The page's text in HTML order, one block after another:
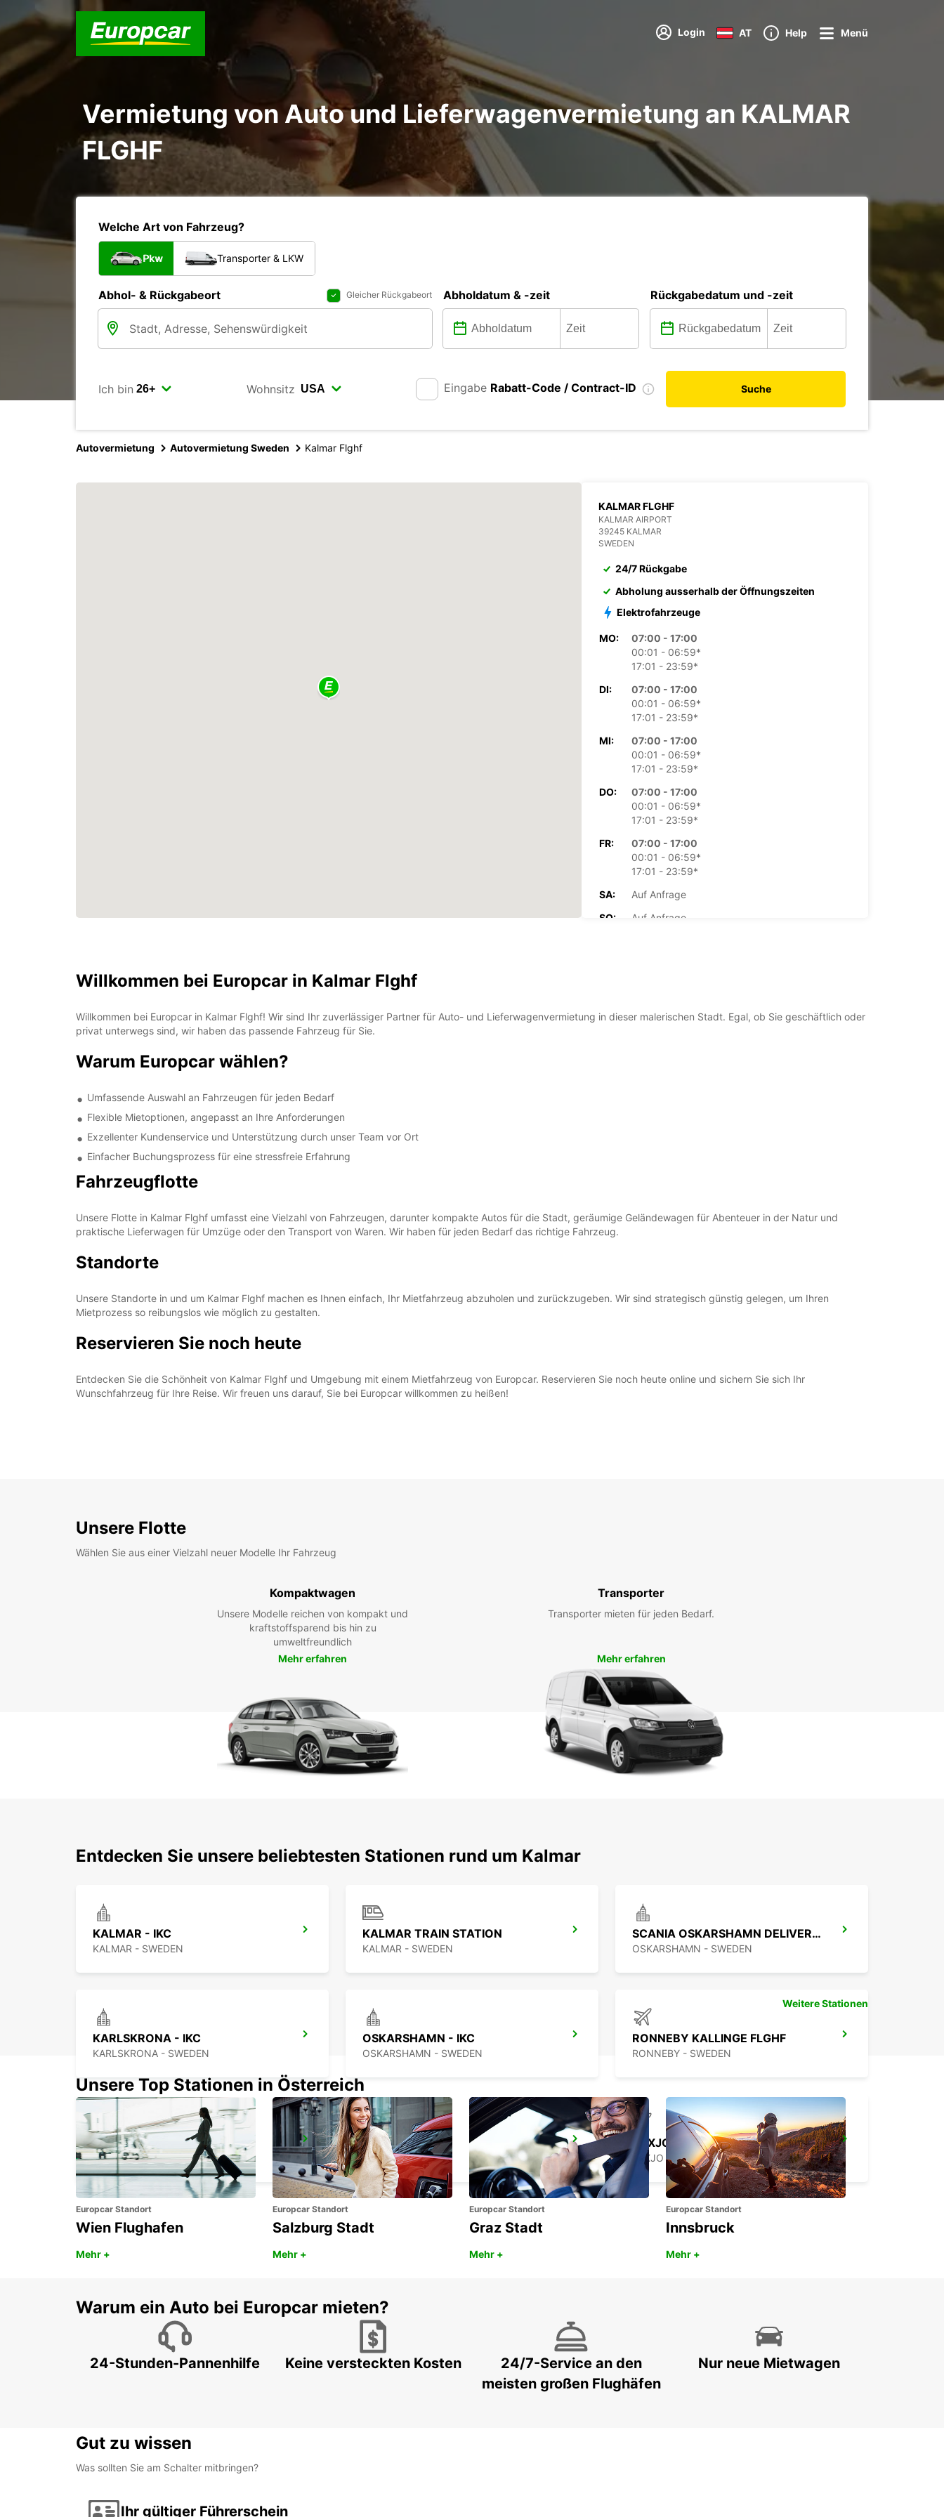
Login AT Help Menü
Vermietung von Auto und Lieferwagenvermietung an KALMAR
FLGHF
Welche Art von Fahrzeug?
Pkw Transporter & LKW
Abhol- & Rückgabeort Gleicher Rückgabeort Abholdatum & -zeit Rückgabedatum und -zeit
Ich bin Wohnsitz Eingabe Rabatt-Code / Contract-ID Suche
Autovermietung Autovermietung Sweden Kalmar Flghf
KALMAR FLGHF
KALMAR AIRPORT
39245 KALMAR
SWEDEN
24/7 Rückgabe
Abholung ausserhalb der Öffnungszeiten
Elektrofahrzeuge
MO:
07:00 - 17:00
00:01 - 06:59*
17:01 - 23:59*
DI:
07:00 - 17:00
00:01 - 06:59*
17:01 - 23:59*
MI:
07:00 - 17:00
00:01 - 06:59*
17:01 - 23:59*
DO:
07:00 - 17:00
00:01 - 06:59*
17:01 - 23:59*
FR:
07:00 - 17:00
00:01 - 06:59*
17:01 - 23:59*
SA:
Auf Anfrage
SO:
Auf Anfrage
Willkommen bei Europcar in Kalmar Flghf
Willkommen bei Europcar in Kalmar Flghf! Wir sind Ihr zuverlässiger Partner für Auto- und Lieferwagenvermietung in dieser malerischen Stadt. Egal, ob Sie geschäftlich oder
privat unterwegs sind, wir haben das passende Fahrzeug für Sie.
Warum Europcar wählen?
Umfassende Auswahl an Fahrzeugen für jeden Bedarf
Flexible Mietoptionen, angepasst an Ihre Anforderungen
Exzellenter Kundenservice und Unterstützung durch unser Team vor Ort
Einfacher Buchungsprozess für eine stressfreie Erfahrung
Fahrzeugflotte
Unsere Flotte in Kalmar Flghf umfasst eine Vielzahl von Fahrzeugen, darunter kompakte Autos für die Stadt, geräumige Geländewagen für Abenteuer in der Natur und
praktische Lieferwagen für Umzüge oder den Transport von Waren. Wir haben für jeden Bedarf das richtige Fahrzeug.
Standorte
Unsere Standorte in und um Kalmar Flghf machen es Ihnen einfach, Ihr Mietfahrzeug abzuholen und zurückzugeben. Wir sind strategisch günstig gelegen, um Ihren
Mietprozess so reibungslos wie möglich zu gestalten.
Reservieren Sie noch heute
Entdecken Sie die Schönheit von Kalmar Flghf und Umgebung mit einem Mietfahrzeug von Europcar. Reservieren Sie noch heute online und sichern Sie sich Ihr
Wunschfahrzeug für Ihre Reise. Wir freuen uns darauf, Sie bei Europcar willkommen zu heißen!
Unsere Flotte
Wählen Sie aus einer Vielzahl neuer Modelle Ihr Fahrzeug
Kompaktwagen
Unsere Modelle reichen von kompakt und
kraftstoffsparend bis hin zu
umweltfreundlich
Mehr erfahren
Transporter
Transporter mieten für jeden Bedarf.
Mehr erfahren
Entdecken Sie unsere beliebtesten Stationen rund um Kalmar
KALMAR - IKC
KALMAR - SWEDEN
KALMAR TRAIN STATION
KALMAR - SWEDEN
SCANIA OSKARSHAMN DELIVERY POINT
OSKARSHAMN - SWEDEN
KARLSKRONA - IKC
KARLSKRONA - SWEDEN
OSKARSHAMN - IKC
OSKARSHAMN - SWEDEN
RONNEBY KALLINGE FLGHF
RONNEBY - SWEDEN
RONNEBY
RONNEBY - SWEDEN
VAXJO
VAXJO - SWEDEN
VAXJO FLGHF
VAXJO - SWEDEN
Weitere Stationen
Unsere Top Stationen in Österreich
Europcar Standort
Wien Flughafen
Mehr +
Europcar Standort
Salzburg Stadt
Mehr +
Europcar Standort
Graz Stadt
Mehr +
Europcar Standort
Innsbruck
Mehr +
Warum ein Auto bei Europcar mieten?
24-Stunden-Pannenhilfe Keine versteckten Kosten
24/7-Service an den
meisten großen Flughäfen
Nur neue Mietwagen
Gut zu wissen
Was sollten Sie am Schalter mitbringen?
Ihr gültiger Führerschein